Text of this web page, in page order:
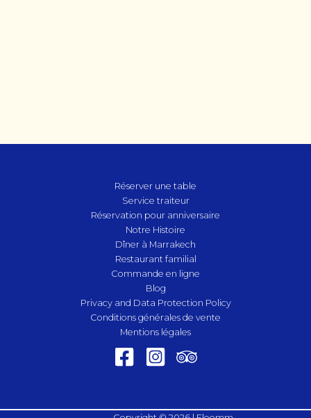
Réserver une table
Service traiteur
Réservation pour anniversaire
Notre Histoire
Dîner à Marrakech
Restaurant familial
Commande en ligne
Blog
Privacy and Data Protection Policy
Conditions générales de vente
Mentions légales